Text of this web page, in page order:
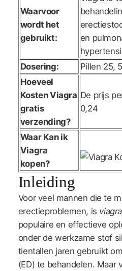
Waarvoor
wordt het
gebruikt:
en
Dosering:
Pillen 25,
Hoeveel
Kosten Viagra
gratis
verzending?
De prijs
0,24
Waar Kan ik
Viagra
kopen?
Inleiding
Voor veel mannen die te
erectieproblemen, is
populaire en effectieve
onder de werkzame stof
tientallen jaren gebruikt
(ED) te behandelen. Maar